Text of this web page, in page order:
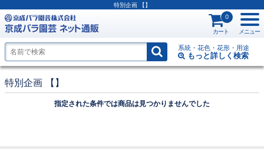
特別企画【】
系統・花色・花形・用途
もっと詳しく検索
カート
0
メニュー
特別企画 【】
指定された条件では商品は見つかりませんでした